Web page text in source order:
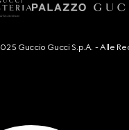
Guccio Gucci S.p.A. - Alle